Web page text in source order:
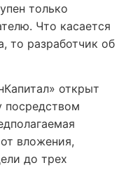
только
Что касается
то разработчик об
открыт
посредством
вложения,
до трех